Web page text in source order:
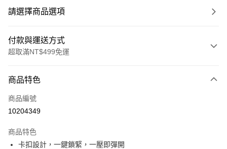
請選擇商品選項
付款與運送方式
超取滿NT$499免運
信用卡一次付款
超商取貨付款
Apple Pay
商品特色
商品編號
10204349
商品特色
卡扣設計，一鍵鎖緊，一壓即彈開